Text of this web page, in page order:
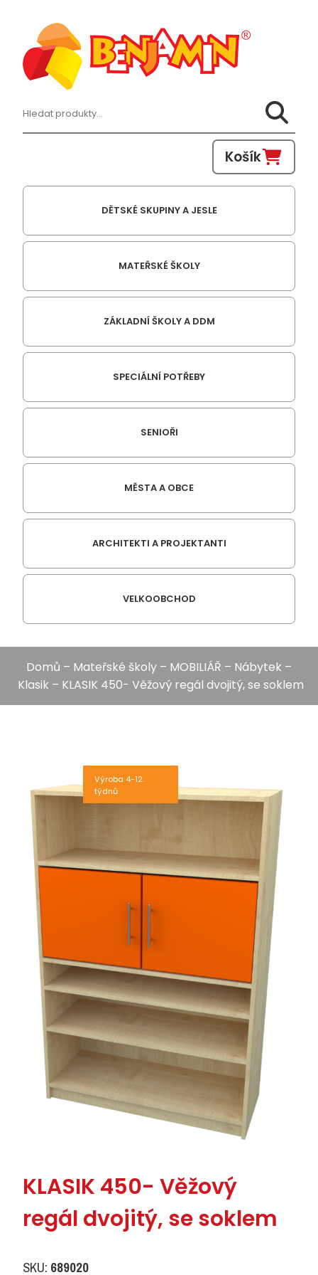
Hledat:
Košík
DĚTSKÉ SKUPINY A JESLE
MATEŘSKÉ ŠKOLY
ZÁKLADNÍ ŠKOLY A DDM
SPECIÁLNÍ POTŘEBY
SENIOŘI
MĚSTA A OBCE
ARCHITEKTI A PROJEKTANTI
VELKOOBCHOD
Domů – Mateřské školy – MOBILIÁŘ – Nábytek –
Klasik – KLASIK 450- Věžový regál dvojitý, se soklem
Výroba 4-12.
týdnů
KLASIK 450- Věžový
regál dvojitý, se soklem
SKU: 689020